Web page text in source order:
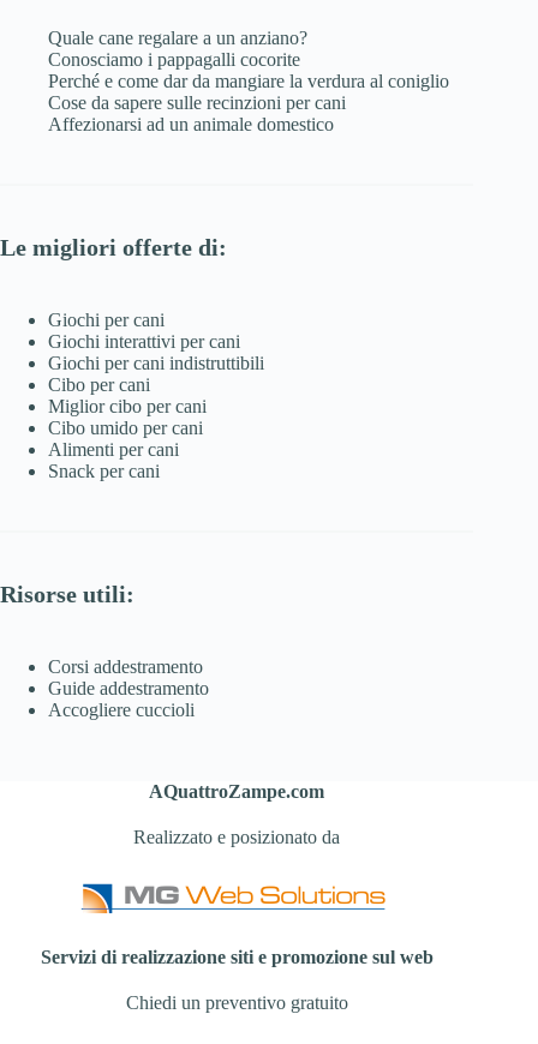
Quale cane regalare a un anziano?
Conosciamo i pappagalli cocorite
Perché e come dar da mangiare la verdura al coniglio
Cose da sapere sulle recinzioni per cani
Affezionarsi ad un animale domestico
Le migliori offerte di:
Giochi per cani
Giochi interattivi per cani
Giochi per cani indistruttibili
Cibo per cani
Miglior cibo per cani
Cibo umido per cani
Alimenti per cani
Snack per cani
Risorse utili:
Corsi addestramento
Guide addestramento
Accogliere cuccioli
AQuattroZampe.com
Realizzato e posizionato da
Servizi di realizzazione siti e promozione sul web
Chiedi un preventivo gratuito